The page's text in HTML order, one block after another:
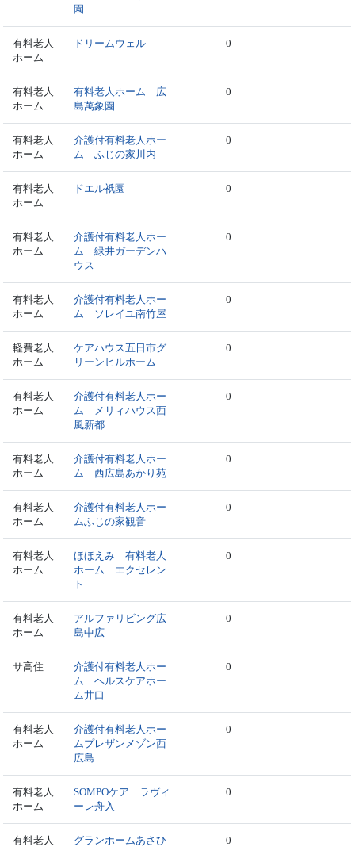
園
有料老人
ホーム
ドリームウェル 0
有料老人
ホーム
有料老人ホーム 広
島萬象園
0
有料老人
ホーム
介護付有料老人ホー
ム ふじの家川内
0
有料老人
ホーム
ドエル祇園 0
有料老人
ホーム
介護付有料老人ホー
ム 緑井ガーデンハ
ウス
0
有料老人
ホーム
介護付有料老人ホー
ム ソレイユ南竹屋
0
軽費老人
ホーム
ケアハウス五日市グ
リーンヒルホーム
0
有料老人
ホーム
介護付有料老人ホー
ム メリィハウス西
風新都
0
有料老人
ホーム
介護付有料老人ホー
ム 西広島あかり苑
0
有料老人
ホーム
介護付有料老人ホー
ムふじの家観音
0
有料老人
ホーム
ほほえみ 有料老人
ホーム エクセレン
ト
0
有料老人
ホーム
アルファリビング広
島中広
0
サ高住
介護付有料老人ホー
ム ヘルスケアホー
ム井口
0
有料老人
ホーム
介護付有料老人ホー
ムプレザンメゾン西
広島
0
有料老人
ホーム
SOMPOケア ラヴィ
ーレ舟入
0
有料老人
グランホームあさひ 0